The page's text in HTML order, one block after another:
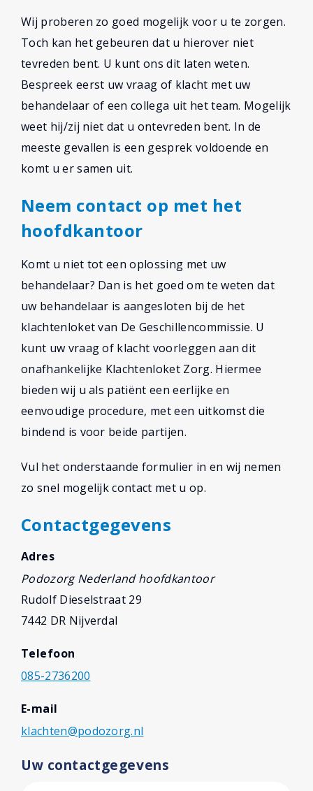
Wij proberen zo goed mogelijk voor u te zorgen.
Toch kan het gebeuren dat u hierover niet
tevreden bent. U kunt ons dit laten weten.
Bespreek eerst uw vraag of klacht met uw
behandelaar of een collega uit het team. Mogelijk
weet hij/zij niet dat u ontevreden bent. In de
meeste gevallen is een gesprek voldoende en
komt u er samen uit.
Neem contact op met het
hoofdkantoor
Komt u niet tot een oplossing met uw
behandelaar? Dan is het goed om te weten dat
uw behandelaar is aangesloten bij de het
klachtenloket van De Geschillencommissie. U
kunt uw vraag of klacht voorleggen aan dit
onafhankelijke Klachtenloket Zorg. Hiermee
bieden wij u als patiënt een eerlijke en
eenvoudige procedure, met een uitkomst die
bindend is voor beide partijen.
Vul het onderstaande formulier in en wij nemen
zo snel mogelijk contact met u op.
Contactgegevens
Adres
Podozorg Nederland hoofdkantoor
Rudolf Dieselstraat 29
7442 DR Nijverdal
Telefoon
085-2736200
E-mail
klachten@podozorg.nl
Uw contactgegevens